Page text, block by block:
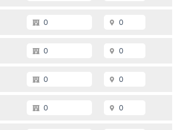
0 0
0 0
0 0
0 0